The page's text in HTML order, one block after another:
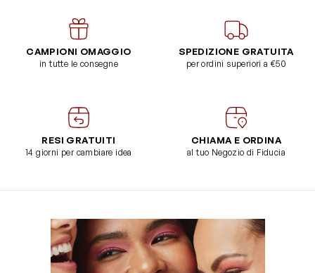
CAMPIONI OMAGGIO
in tutte le consegne
SPEDIZIONE GRATUITA
per ordini superiori a €50
RESI GRATUITI
14 giorni per cambiare idea
CHIAMA E ORDINA
al tuo Negozio di Fiducia